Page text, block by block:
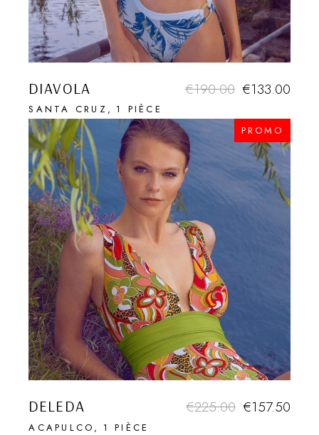
DIAVOLA
SANTA CRUZ 1 PIÈCE
€190.00 €133.00
PROMO
DELEDA
ACAPULCO 1 PIÈCE
€225.00 €157.50